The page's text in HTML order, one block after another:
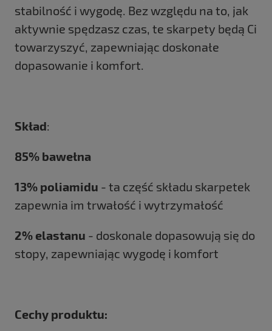
stabilność i wygodę. Bez względu na to, jak
aktywnie spędzasz czas, te skarpety będą Ci
towarzyszyć, zapewniając doskonałe
dopasowanie i komfort.
Skład:
85% bawełna
13% poliamidu - ta część składu skarpetek
zapewnia im trwałość i wytrzymałość
2% elastanu - doskonale dopasowują się do
stopy, zapewniając wygodę i komfort
Cechy produktu: